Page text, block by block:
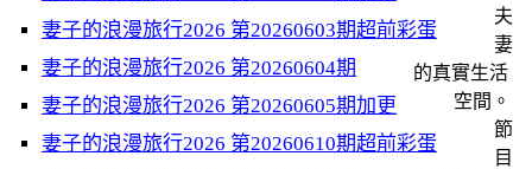
妻子的浪漫旅行2026 第20260603期超前彩蛋
妻子的浪漫旅行2026 第20260604期
妻子的浪漫旅行2026 第20260605期加更
妻子的浪漫旅行2026 第20260610期超前彩蛋
夫
妻
的真實生活
空間。
節
目